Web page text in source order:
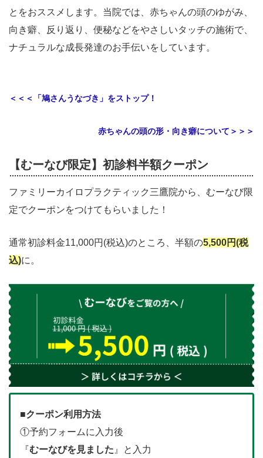
とをおススメします。当院では、赤ちゃんの頭のゆがみ、
向き癖、反り返り、便秘などをやさしいタッチの施術で、
ナチュラルな成長発達のお手伝いをしています。
＜＜＜「鳩さんうなづき」をストップ！
赤ちゃんの頭の形・向き癖について＞＞＞
【むーなび限定】初診料半額クーポン
ファミリーカイロプラクティック三鷹院から、むーなび限
定でクーポンをつけてもらいました！
通常初診料金11,000円(税込)のところ、半額の5,500円(税
込)に。
■クーポン利用方法
①予約フォームに入力後
『むーなびを見ました 』と入力